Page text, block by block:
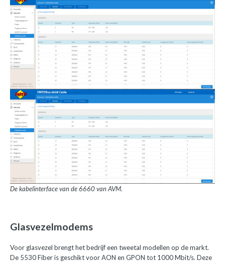
De kabelinterface van de 6660 van AVM.
Glasvezelmodems
Voor glasvezel brengt het bedrijf een tweetal modellen op de markt.
De 5530 Fiber is geschikt voor AON en GPON tot 1000 Mbit/s. Deze